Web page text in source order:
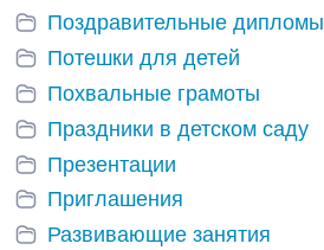
Поздравительные дипломы
Потешки для детей
Похвальные грамоты
Праздники в детском саду
Презентации
Приглашения
Развивающие занятия